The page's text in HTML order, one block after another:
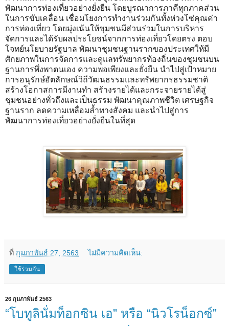
พัฒนาการท่องเที่ยวอย่างยั่งยืน โดยบูรณาการภาคีทุกภาคส่วน
ในการขับเคลื่อน เชื่อมโยงการทำงานร่วมกันทั้งห่วงโซ่คุณค่า
การท่องเที่ยว โดยมุ่งเน้นให้ชุมชนมีส่วนร่วมในการบริหาร
จัดการและได้รับผลประโยชน์จากการท่องเที่ยวโดยตรง ตอบ
โจทย์นโยบายรัฐบาล พัฒนาชุมชนฐานรากของประเทศให้มี
ศักยภาพในการจัดการและดูแลทรัพยากรท้องถิ่นของชุมชนบน
ฐานการพึ่งพาตนเอง ความพอเพียงและยั่งยืน นำไปสู่เป้าหมาย
การอนุรักษ์อัตลักษณ์วิถีวัฒนธรรมและทรัพยากรธรรมชาติ
สร้างโอกาสการมีงานทำ สร้างรายได้และกระจายรายได้สู่
ชุมชนอย่างทั่วถึงและเป็นธรรม พัฒนาคุณภาพชีวิต เศรษฐกิจ
ฐานราก ลดความเหลื่อมล้ำทางสังคม และนำไปสู่การ
พัฒนาการท่องเที่ยวอย่างยั่งยืนในที่สุด
ที่ กุมภาพันธ์ 27, 2563 ไม่มีความคิดเห็น:
ใช้ร่วมกัน
26 กุมภาพันธ์ 2563
“โบทูลินั่มท็อกซิน เอ” หรือ “นิวโรน็อกซ์”